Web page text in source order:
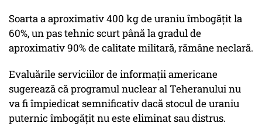
Soarta a aproximativ 400 kg de uraniu îmbogăţit la
60%, un pas tehnic scurt până la gradul de
aproximativ 90% de calitate militară, rămâne neclară.
Evaluările serviciilor de informaţii americane
sugerează că programul nuclear al Teheranului nu
va fi împiedicat semnificativ dacă stocul de uraniu
puternic îmbogăţit nu este eliminat sau distrus.